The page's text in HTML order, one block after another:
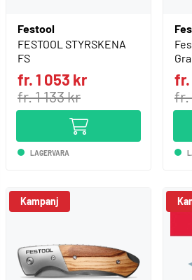
Festool
FESTOOL STYRSKENA
FS
fr. 1 053 kr
fr. 1 133 kr
LAGERVARA
fr.
fr.
Kampanj